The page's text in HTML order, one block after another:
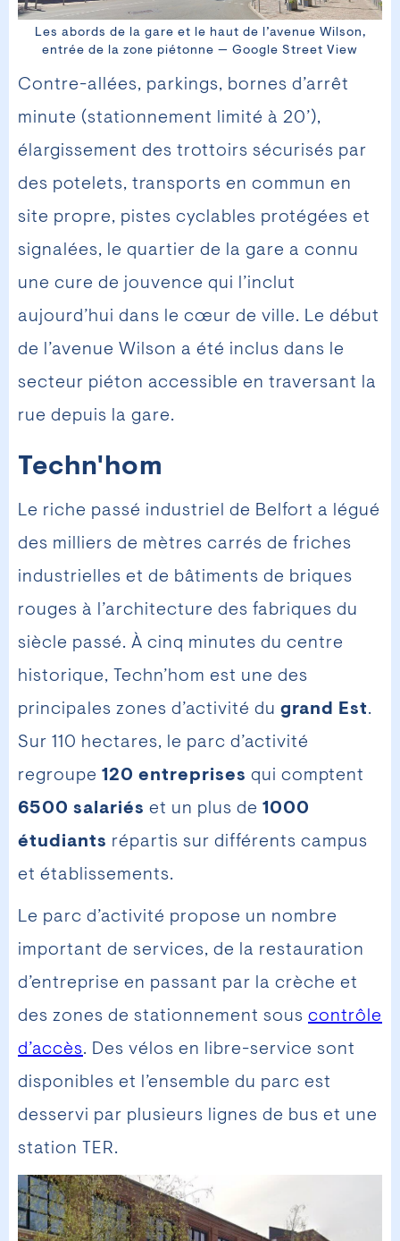
Les abords de la gare et le haut de l’avenue Wilson,
entrée de la zone piétonne — Google Street View
Contre-allées, parkings, bornes d’arrêt
minute (stationnement limité à 20’),
élargissement des trottoirs sécurisés par
des potelets, transports en commun en
site propre, pistes cyclables protégées et
signalées, le quartier de la gare a connu
une cure de jouvence qui l’inclut
aujourd’hui dans le cœur de ville. Le début
de l’avenue Wilson a été inclus dans le
secteur piéton accessible en traversant la
rue depuis la gare.
Techn'hom
Le riche passé industriel de Belfort a légué
des milliers de mètres carrés de friches
industrielles et de bâtiments de briques
rouges à l’architecture des fabriques du
siècle passé. À cinq minutes du centre
historique, Techn’hom est une des
principales zones d’activité du grand Est.
Sur 110 hectares, le parc d’activité
regroupe 120 entreprises qui comptent
6500 salariés et un plus de 1000
étudiants répartis sur différents campus
et établissements.
Le parc d’activité propose un nombre
important de services, de la restauration
d’entreprise en passant par la crèche et
des zones de stationnement sous contrôle
d’accès. Des vélos en libre-service sont
disponibles et l’ensemble du parc est
desservi par plusieurs lignes de bus et une
station TER.